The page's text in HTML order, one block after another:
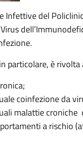
Infettive del
particolare, è
coinfezione da
malattie
a rischio